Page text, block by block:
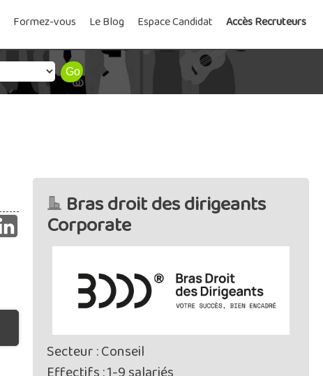
Formez-vous Le Blog Espace Candidat Accès Recruteurs
Bras droit des dirigeants
Corporate
Secteur : Conseil